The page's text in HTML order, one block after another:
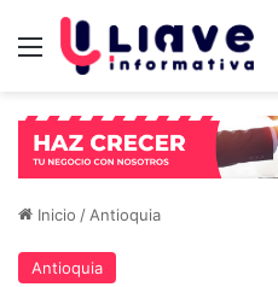
Menú
Inicio / Antioquia
Antioquia